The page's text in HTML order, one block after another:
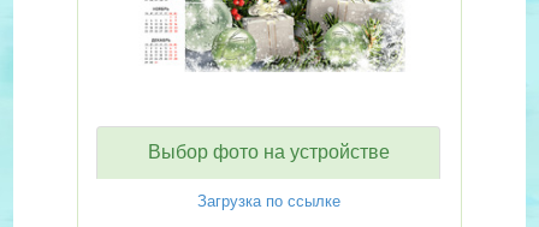
Выбор фото на устройстве
Загрузка по ссылке